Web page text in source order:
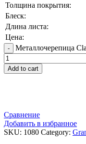
Толщина покрытия:
Блеск:
Длина листа:
Цена:
Металлочерепица
Add to cart
Сравнение
Добавить в избранное
SKU: 1080 Category: